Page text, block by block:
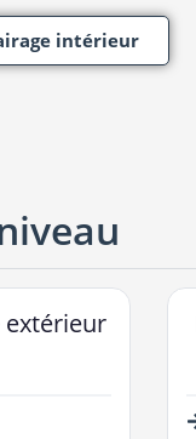
intérieur
extérieur